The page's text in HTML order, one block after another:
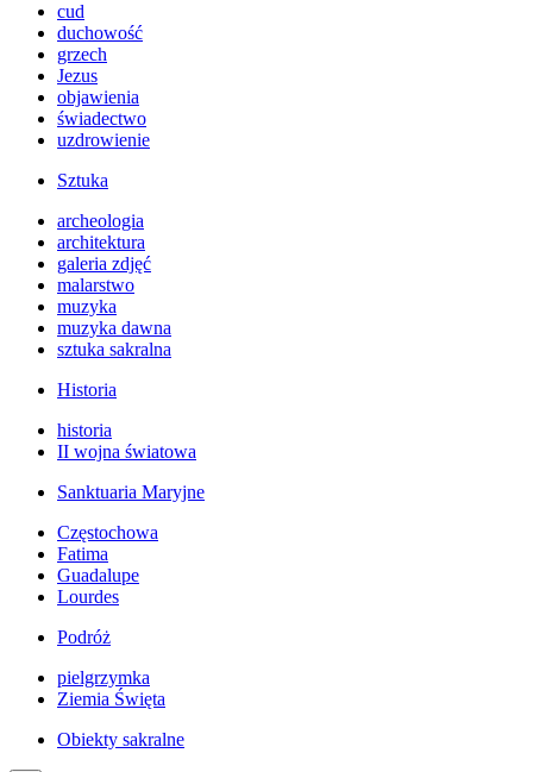
cud
duchowość
grzech
Jezus
objawienia
świadectwo
uzdrowienie
Sztuka
archeologia
architektura
galeria zdjęć
malarstwo
muzyka
muzyka dawna
sztuka sakralna
Historia
historia
II wojna światowa
Sanktuaria Maryjne
Częstochowa
Fatima
Guadalupe
Lourdes
Podróż
pielgrzymka
Ziemia Święta
Obiekty sakralne